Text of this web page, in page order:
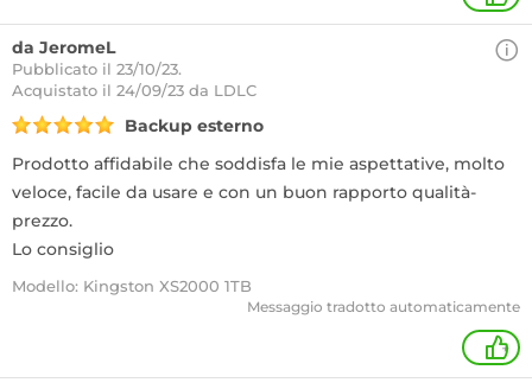
da JeromeL
Pubblicato il 23/10/23.
Acquistato il 24/09/23 da LDLC
Backup esterno
Prodotto affidabile che soddisfa le mie aspettative, molto
veloce, facile da usare e con un buon rapporto qualità-
prezzo.
Lo consiglio
Modello: Kingston XS2000 1TB
Messaggio tradotto automaticamente
+